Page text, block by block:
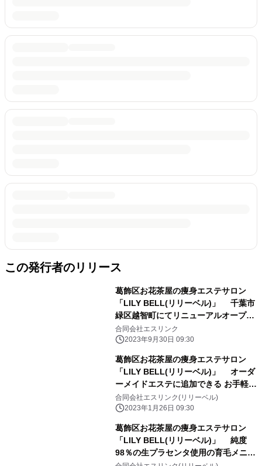
この発行者のリリース
葛飾区お花茶屋の痩身エステサロン
「LILY BELL(リリーベル)」 千葉市
緑区越智町にてリニューアルオープン
10月末日までオープンキャンペーンを
実施
合同会社エスリンク
2023年9月30日 09:30
葛飾区お花茶屋の痩身エステサロン
「LILY BELL(リリーベル)」 オーダ
ーメイドエステに追加できる お手軽フ
ェイシャルメニューを5種に拡大
合同会社エスリンク(リリーベル)
2023年1月26日 09:30
葛飾区お花茶屋の痩身エステサロン
「LILY BELL(リリーベル)」 純度
98％の生プラセンタ使用の育毛メニュ